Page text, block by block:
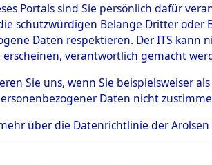
aus
aus
Portals sind Sie persönlich dafür
schutzwürdigen Belange Dritter
Daten respektieren. Der ITS
verantwortlich gemacht
Sie uns, wenn Sie beispielsweiser
Daten nicht
über die Datenrichtlinie der Arolsen